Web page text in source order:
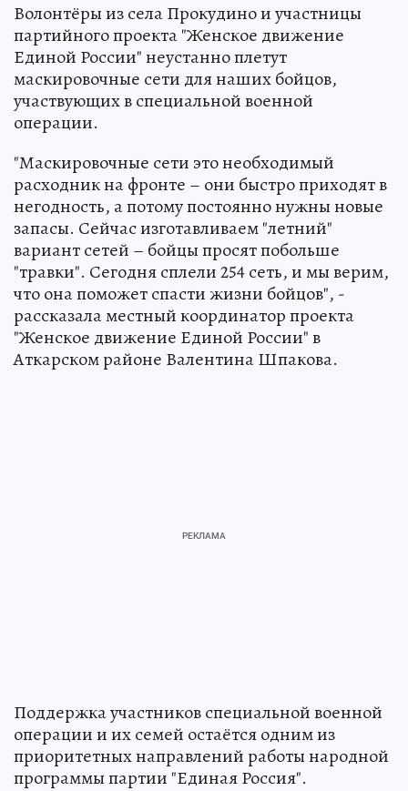
Волонтёры из села Прокудино и участницы
партийного проекта "Женское движение
Единой России" неустанно плетут
маскировочные сети для наших бойцов,
участвующих в специальной военной
операции.
"Маскировочные сети это необходимый
расходник на фронте – они быстро приходят в
негодность, а потому постоянно нужны новые
запасы. Сейчас изготавливаем "летний"
вариант сетей – бойцы просят побольше
"травки". Сегодня сплели 254 сеть, и мы верим,
что она поможет спасти жизни бойцов", -
рассказала местный координатор проекта
"Женское движение Единой России" в
Аткарском районе Валентина Шпакова.
Поддержка участников специальной военной
операции и их семей остаётся одним из
приоритетных направлений работы народной
программы партии "Единая Россия".